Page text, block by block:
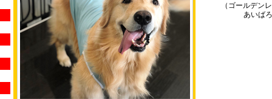
（ゴールデン
あいば